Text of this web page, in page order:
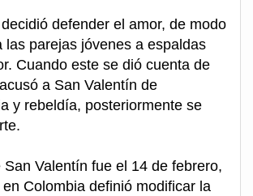
defender el amor, de modo
las parejas jóvenes a espaldas
Cuando este se dió cuenta de
a San Valentín de
y rebeldía, posteriormente se
San Valentín fue el 14 de febrero,
Colombia definió modificar la